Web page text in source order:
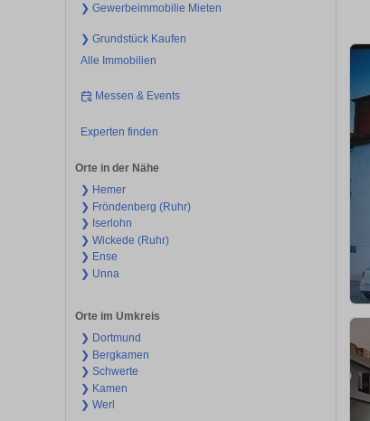
❯ Gewerbeimmobilie Mieten
❯ Grundstück Kaufen
Alle Immobilien
Messen & Events
Experten finden
Orte in der Nähe
❯ Hemer
❯ Fröndenberg (Ruhr)
❯ Iserlohn
❯ Wickede (Ruhr)
❯ Ense
❯ Unna
Orte im Umkreis
❯ Dortmund
❯ Bergkamen
❯ Schwerte
❯ Kamen
❯ Werl